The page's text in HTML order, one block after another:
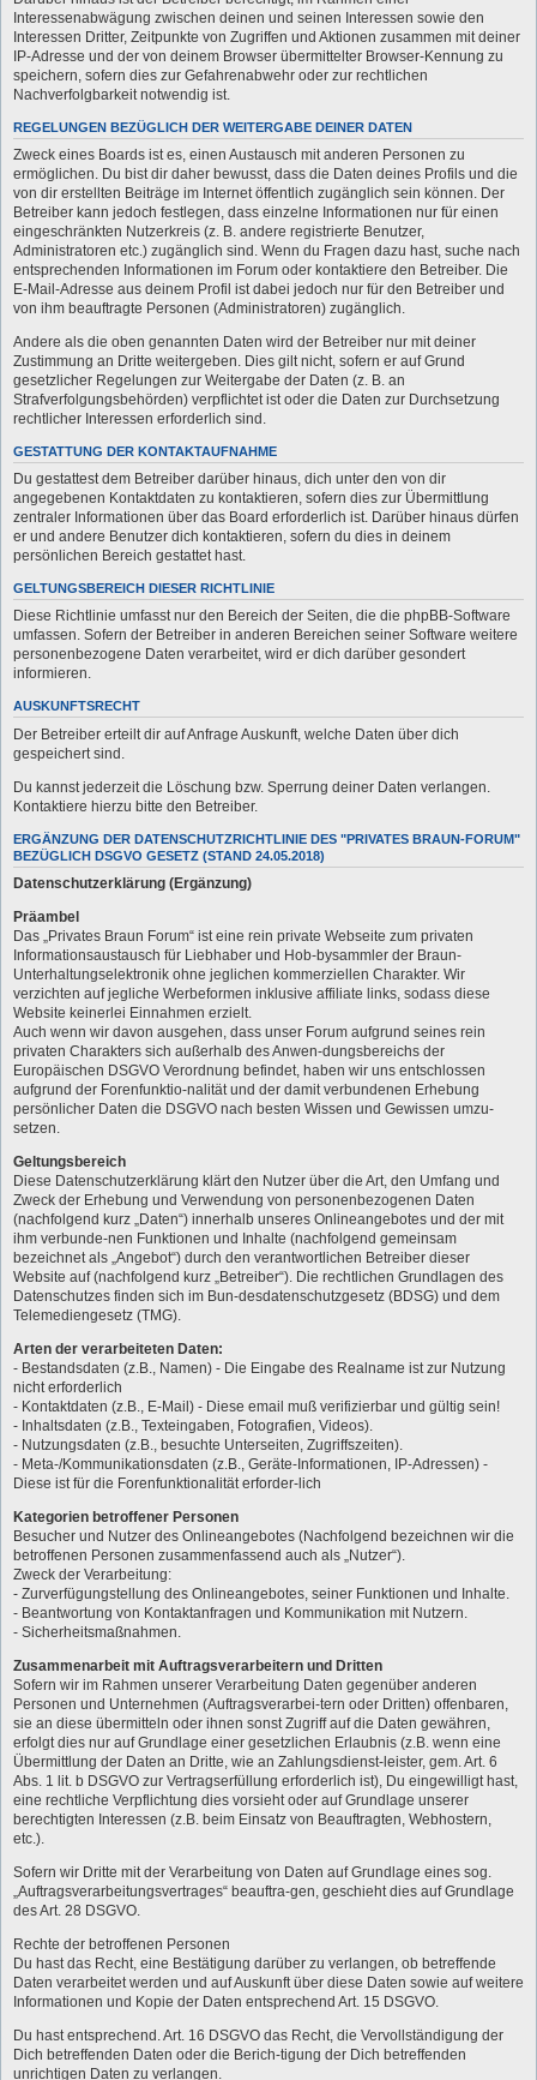
Interessenabwägung zwischen deinen und seinen Interessen sowie den
Interessen Dritter, Zeitpunkte von Zugriffen und Aktionen zusammen mit deiner
IP-Adresse und der von deinem Browser übermittelter Browser-Kennung zu
speichern, sofern dies zur Gefahrenabwehr oder zur rechtlichen
Nachverfolgbarkeit notwendig ist.
REGELUNGEN BEZÜGLICH DER WEITERGABE DEINER DATEN
Zweck eines Boards ist es, einen Austausch mit anderen Personen zu
ermöglichen. Du bist dir daher bewusst, dass die Daten deines Profils und die
von dir erstellten Beiträge im Internet öffentlich zugänglich sein können. Der
Betreiber kann jedoch festlegen, dass einzelne Informationen nur für einen
eingeschränkten Nutzerkreis (z. B. andere registrierte Benutzer,
Administratoren etc.) zugänglich sind. Wenn du Fragen dazu hast, suche nach
entsprechenden Informationen im Forum oder kontaktiere den Betreiber. Die
E-Mail-Adresse aus deinem Profil ist dabei jedoch nur für den Betreiber und
von ihm beauftragte Personen (Administratoren) zugänglich.
Andere als die oben genannten Daten wird der Betreiber nur mit deiner
Zustimmung an Dritte weitergeben. Dies gilt nicht, sofern er auf Grund
gesetzlicher Regelungen zur Weitergabe der Daten (z. B. an
Strafverfolgungsbehörden) verpflichtet ist oder die Daten zur Durchsetzung
rechtlicher Interessen erforderlich sind.
GESTATTUNG DER KONTAKTAUFNAHME
Du gestattest dem Betreiber darüber hinaus, dich unter den von dir
angegebenen Kontaktdaten zu kontaktieren, sofern dies zur Übermittlung
zentraler Informationen über das Board erforderlich ist. Darüber hinaus dürfen
er und andere Benutzer dich kontaktieren, sofern du dies in deinem
persönlichen Bereich gestattet hast.
GELTUNGSBEREICH DIESER RICHTLINIE
Diese Richtlinie umfasst nur den Bereich der Seiten, die die phpBB-Software
umfassen. Sofern der Betreiber in anderen Bereichen seiner Software weitere
personenbezogene Daten verarbeitet, wird er dich darüber gesondert
informieren.
AUSKUNFTSRECHT
Der Betreiber erteilt dir auf Anfrage Auskunft, welche Daten über dich
gespeichert sind.
Du kannst jederzeit die Löschung bzw. Sperrung deiner Daten verlangen.
Kontaktiere hierzu bitte den Betreiber.
ERGÄNZUNG DER DATENSCHUTZRICHTLINIE DES "PRIVATES BRAUN-FORUM"
BEZÜGLICH DSGVO GESETZ (STAND 24.05.2018)
Datenschutzerklärung (Ergänzung)
Präambel
Das „Privates Braun Forum“ ist eine rein private Webseite zum privaten
Informationsaustausch für Liebhaber und Hob-bysammler der Braun-
Unterhaltungselektronik ohne jeglichen kommerziellen Charakter. Wir
verzichten auf jegliche Werbeformen inklusive affiliate links, sodass diese
Website keinerlei Einnahmen erzielt.
Auch wenn wir davon ausgehen, dass unser Forum aufgrund seines rein
privaten Charakters sich außerhalb des Anwen-dungsbereichs der
Europäischen DSGVO Verordnung befindet, haben wir uns entschlossen
aufgrund der Forenfunktio-nalität und der damit verbundenen Erhebung
persönlicher Daten die DSGVO nach besten Wissen und Gewissen umzu-
setzen.
Geltungsbereich
Diese Datenschutzerklärung klärt den Nutzer über die Art, den Umfang und
Zweck der Erhebung und Verwendung von personenbezogenen Daten
(nachfolgend kurz „Daten“) innerhalb unseres Onlineangebotes und der mit
ihm verbunde-nen Funktionen und Inhalte (nachfolgend gemeinsam
bezeichnet als „Angebot“) durch den verantwortlichen Betreiber dieser
Website auf (nachfolgend kurz „Betreiber“). Die rechtlichen Grundlagen des
Datenschutzes finden sich im Bun-desdatenschutzgesetz (BDSG) und dem
Telemediengesetz (TMG).
Arten der verarbeiteten Daten:
- Bestandsdaten (z.B., Namen) - Die Eingabe des Realname ist zur Nutzung
nicht erforderlich
- Kontaktdaten (z.B., E-Mail) - Diese email muß verifizierbar und gültig sein!
- Inhaltsdaten (z.B., Texteingaben, Fotografien, Videos).
- Nutzungsdaten (z.B., besuchte Unterseiten, Zugriffszeiten).
- Meta-/Kommunikationsdaten (z.B., Geräte-Informationen, IP-Adressen) -
Diese ist für die Forenfunktionalität erforder-lich
Kategorien betroffener Personen
Besucher und Nutzer des Onlineangebotes (Nachfolgend bezeichnen wir die
betroffenen Personen zusammenfassend auch als „Nutzer“).
Zweck der Verarbeitung:
- Zurverfügungstellung des Onlineangebotes, seiner Funktionen und Inhalte.
- Beantwortung von Kontaktanfragen und Kommunikation mit Nutzern.
- Sicherheitsmaßnahmen.
Zusammenarbeit mit Auftragsverarbeitern und Dritten
Sofern wir im Rahmen unserer Verarbeitung Daten gegenüber anderen
Personen und Unternehmen (Auftragsverarbei-tern oder Dritten) offenbaren,
sie an diese übermitteln oder ihnen sonst Zugriff auf die Daten gewähren,
erfolgt dies nur auf Grundlage einer gesetzlichen Erlaubnis (z.B. wenn eine
Übermittlung der Daten an Dritte, wie an Zahlungsdienst-leister, gem. Art. 6
Abs. 1 lit. b DSGVO zur Vertragserfüllung erforderlich ist), Du eingewilligt hast,
eine rechtliche Verpflichtung dies vorsieht oder auf Grundlage unserer
berechtigten Interessen (z.B. beim Einsatz von Beauftragten, Webhostern,
etc.).
Sofern wir Dritte mit der Verarbeitung von Daten auf Grundlage eines sog.
„Auftragsverarbeitungsvertrages“ beauftra-gen, geschieht dies auf Grundlage
des Art. 28 DSGVO.
Rechte der betroffenen Personen
Du hast das Recht, eine Bestätigung darüber zu verlangen, ob betreffende
Daten verarbeitet werden und auf Auskunft über diese Daten sowie auf weitere
Informationen und Kopie der Daten entsprechend Art. 15 DSGVO.
Du hast entsprechend. Art. 16 DSGVO das Recht, die Vervollständigung der
Dich betreffenden Daten oder die Berich-tigung der Dich betreffenden
unrichtigen Daten zu verlangen.